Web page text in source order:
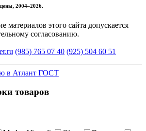
2004–2026.
материалов этого сайта допускается
согласованию.
(985) 765 07 40 (925) 504 60 51
в Атлант ГОСТ
товаров